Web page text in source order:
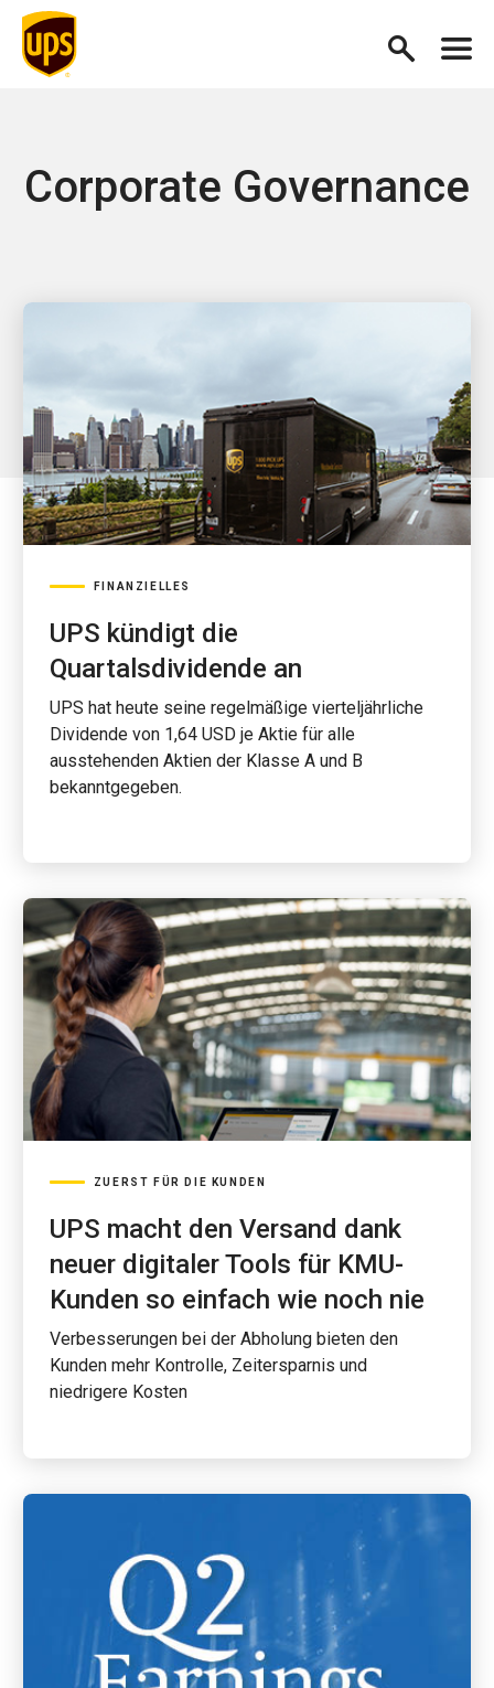
Corporate Governance
FINANZIELLES
UPS kündigt die
Quartalsdividende an
UPS hat heute seine regelmäßige vierteljährliche
Dividende von 1,64 USD je Aktie für alle
ausstehenden Aktien der Klasse A und B
bekanntgegeben.
ZUERST FÜR DIE KUNDEN
UPS macht den Versand dank
neuer digitaler Tools für KMU-
Kunden so einfach wie noch nie
Verbesserungen bei der Abholung bieten den
Kunden mehr Kontrolle, Zeitersparnis und
niedrigere Kosten